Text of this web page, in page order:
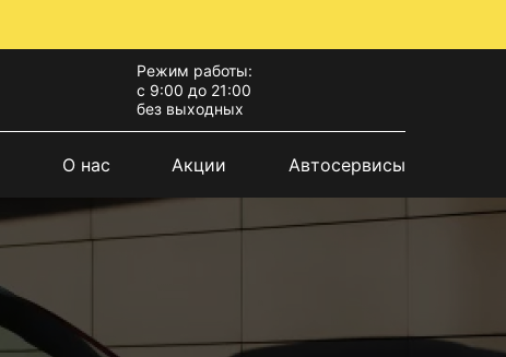
Режим работы:
с 9:00 до 21:00
без выходных
О нас Акции Автосервисы